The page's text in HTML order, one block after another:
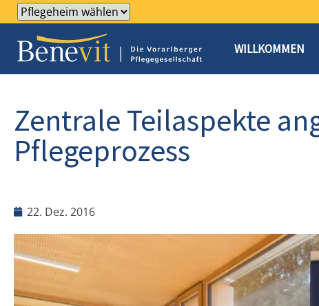
WILLKOMMEN
Zentrale Teilaspekte
Pflegeprozess
22. Dez. 2016